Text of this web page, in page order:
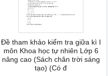
Đề tham khảo kiểm tra giữa kì I
môn Khoa học tự nhiên Lớp 6
nâng cao (Sách chân trời sáng
tạo) (Có đ